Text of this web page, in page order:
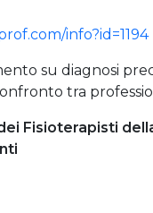
info?id=1194
su diagnosi
tra
Fisioterapisti